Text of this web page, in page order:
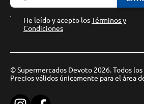
He leído y acepto losTérminos y
Condiciones
© Supermercados Devoto 2026. Todos
Precios válidos únicamente para el área